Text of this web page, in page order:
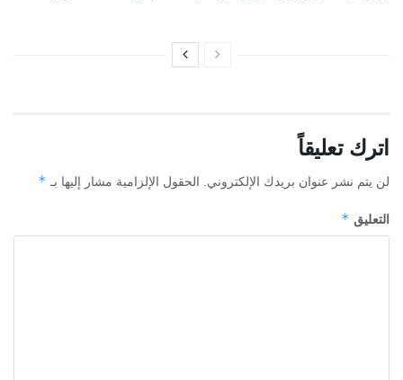
اترك تعليقاً
لن يتم نشر عنوان بريدك الإلكتروني. الحقول الإلزامية مشار إليها بـ*
التعليق *